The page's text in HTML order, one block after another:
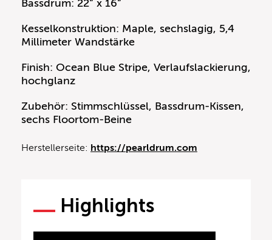
Bassdrum: 22“ x 16“
Kesselkonstruktion: Maple, sechslagig, 5,4
Millimeter Wandstärke
Finish: Ocean Blue Stripe, Verlaufslackierung,
hochglanz
Zubehör: Stimmschlüssel, Bassdrum-Kissen,
sechs Floortom-Beine
Herstellerseite: https://pearldrum.com
Highlights